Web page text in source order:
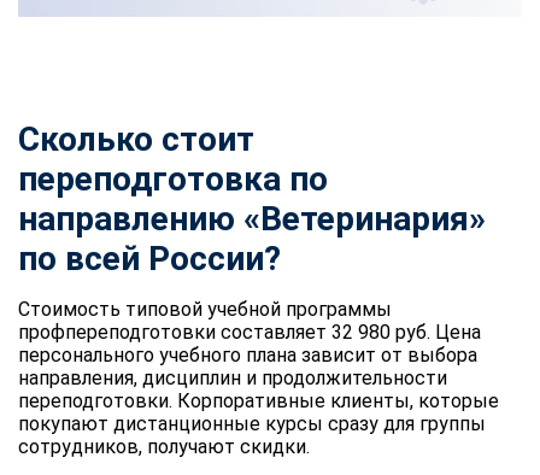
Сколько стоит
переподготовка по
направлению «Ветеринария»
по всей России?
Стоимость типовой учебной программы
профпереподготовки составляет 32 980 руб. Цена
персонального учебного плана зависит от выбора
направления, дисциплин и продолжительности
переподготовки. Корпоративные клиенты, которые
покупают дистанционные курсы сразу для группы
сотрудников, получают скидки.